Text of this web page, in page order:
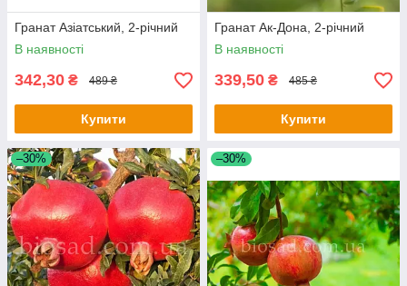
Гранат Азіатський, 2-річний
В наявності
342,30 ₴ 489 ₴
Купити
Гранат Ак-Дона, 2-річний
В наявності
339,50 ₴ 485 ₴
Купити
–30% –30%